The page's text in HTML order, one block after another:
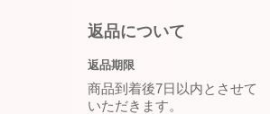
返品について
返品期限
商品到着後7日以内とさせて
いただきます。